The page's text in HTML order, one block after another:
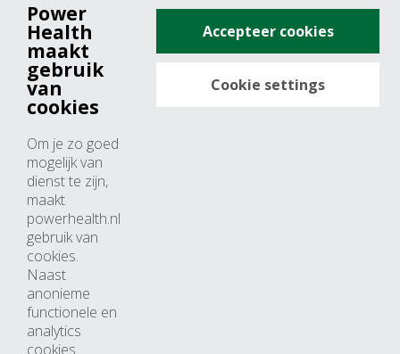
+31 (0)76 571 19 68
info@powerhealth.nl
Adresse
4817 ZH breda
Nederland
Horaires d’ouvertures
Du lundi au jeudi: 09:00 – 17:00
Vendredi: 09:00 – 15:00
Power
Health
maakt
gebruik
van
cookies
Om je zo goed
mogelijk van
dienst te zijn,
maakt
powerhealth.nl
gebruik van
cookies.
Naast
anonieme
functionele en
analytics
cookies
Accepteer cookies
Cookie settings